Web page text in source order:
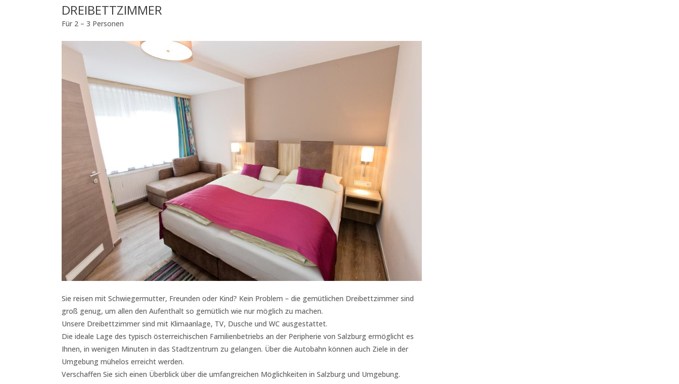
DREIBETTZIMMER
Für 2 – 3 Personen
Sie reisen mit Schwiegermutter, Freunden oder Kind? Kein Problem – die gemütlichen Dreibettzimmer sind
groß genug, um allen den Aufenthalt so gemütlich wie nur möglich zu machen.
Unsere Dreibettzimmer sind mit Klimaanlage, TV, Dusche und WC ausgestattet.
Die ideale Lage des typisch österreichischen Familienbetriebs an der Peripherie von Salzburg ermöglicht es
Ihnen, in wenigen Minuten in das Stadtzentrum zu gelangen. Über die Autobahn können auch Ziele in der
Umgebung mühelos erreicht werden.
Verschaffen Sie sich einen Überblick über die umfangreichen Möglichkeiten in Salzburg und Umgebung.